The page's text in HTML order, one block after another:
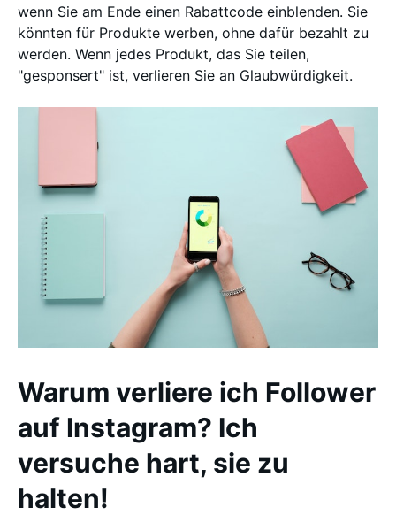
wenn Sie am Ende einen Rabattcode einblenden. Sie
könnten für Produkte werben, ohne dafür bezahlt zu
werden. Wenn jedes Produkt, das Sie teilen,
"gesponsert" ist, verlieren Sie an Glaubwürdigkeit.
Warum verliere ich Follower
auf Instagram? Ich
versuche hart, sie zu
halten!